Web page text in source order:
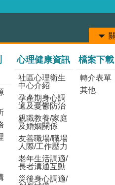
心理健康資訊
社區心理衛生
中心介紹
孕產期身心調
適及憂鬱防治
親職教養/家庭
及婚姻關係
友善職場/職場
人際/工作壓力
老年生活調適/
長者溝通互動
災後身心調適/
檔案下載
轉介表單
其他